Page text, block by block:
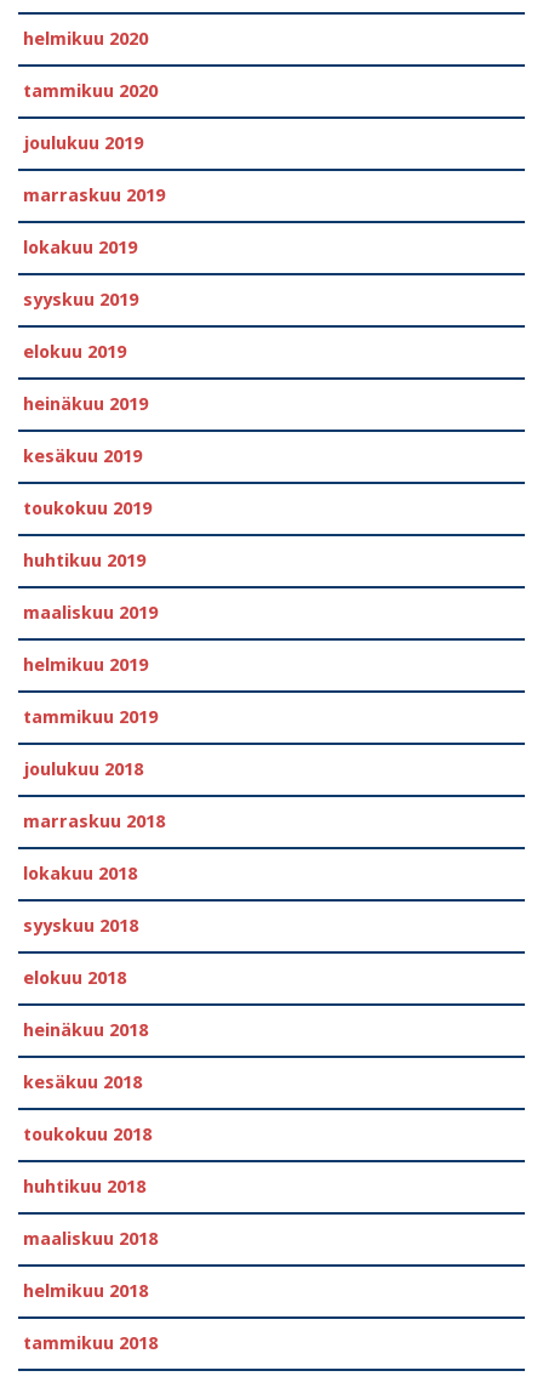
helmikuu 2020
tammikuu 2020
joulukuu 2019
marraskuu 2019
lokakuu 2019
syyskuu 2019
elokuu 2019
heinäkuu 2019
kesäkuu 2019
toukokuu 2019
huhtikuu 2019
maaliskuu 2019
helmikuu 2019
tammikuu 2019
joulukuu 2018
marraskuu 2018
lokakuu 2018
syyskuu 2018
elokuu 2018
heinäkuu 2018
kesäkuu 2018
toukokuu 2018
huhtikuu 2018
maaliskuu 2018
helmikuu 2018
tammikuu 2018